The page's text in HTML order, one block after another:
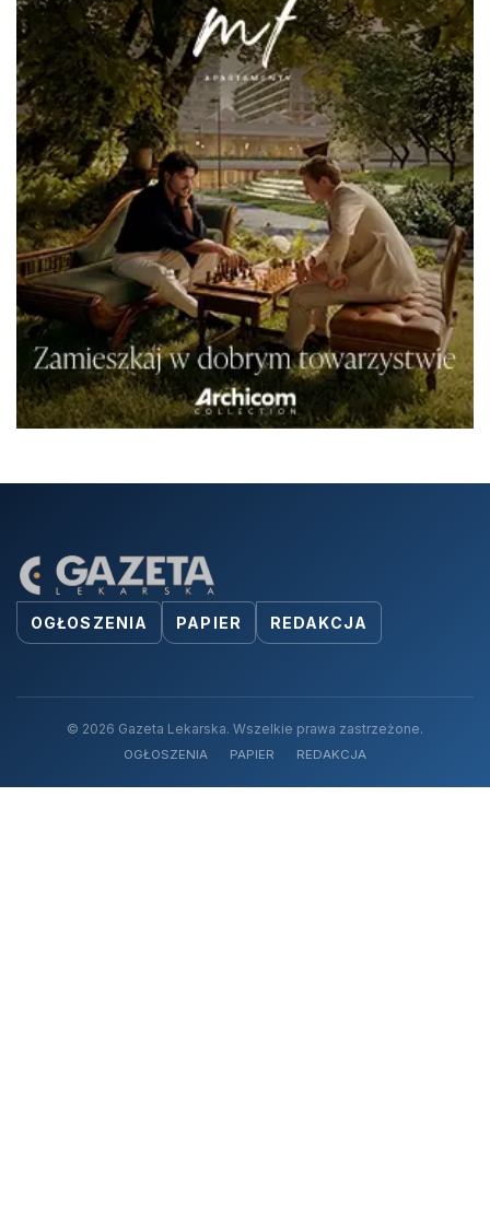
OGŁOSZENIA PAPIER REDAKCJA
© 2026 Gazeta Lekarska. Wszelkie prawa zastrzeżone.
OGŁOSZENIA PAPIER REDAKCJA